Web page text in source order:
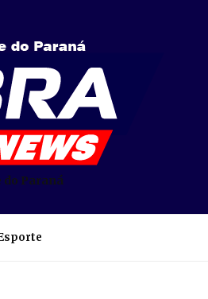
do Paraná